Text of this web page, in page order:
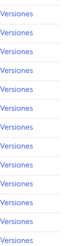
Versiones
Versiones
Versiones
Versiones
Versiones
Versiones
Versiones
Versiones
Versiones
Versiones
Versiones
Versiones
Versiones